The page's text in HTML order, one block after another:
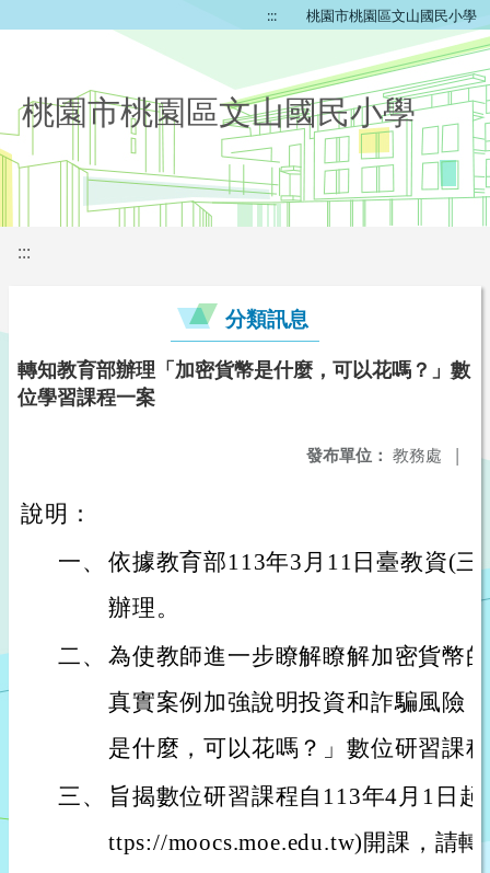
::: 桃園市桃園區文山國民小學
桃園市桃園區文山國民小學
:::
分類訊息
轉知教育部辦理「加密貨幣是什麼，可以花嗎？」數
位學習課程一案
發布單位： 教務處 |
說明：
一、 依據教育部113年3月11日臺教資(三
辦理。
二、 為使教師進一步瞭解瞭解加密貨幣
真實案例加強說明投資和詐騙風險
是什麼，可以花嗎？」數位研習課
三、
旨揭數位研習課程自113年4月1日
ttps://moocs.moe.edu.tw)開課，請